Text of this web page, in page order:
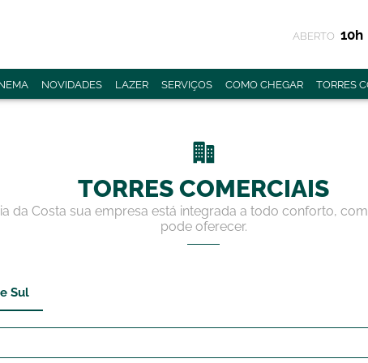
ABERTO 10h
NOVIDADES LAZER SERVIÇOS COMO CHEGAR TORRES
TORRES COMERCIAIS
da Costa sua empresa está integrada a todo conforto,
pode oferecer.
Sul